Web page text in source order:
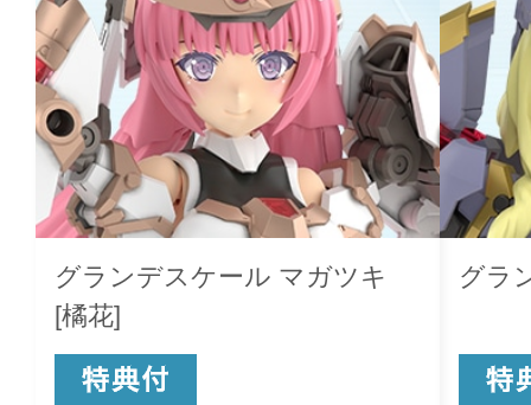
グランデスケール マガツキ
[橘花]
グラ